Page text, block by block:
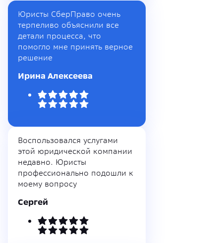
Юристы СберПраво очень
терпеливо объяснили все
детали процесса, что
помогло мне принять верное
решение
Ирина Алексеева
Воспользовался услугами
этой юридической компании
недавно. Юристы
профессионально подошли к
моему вопросу
Сергей